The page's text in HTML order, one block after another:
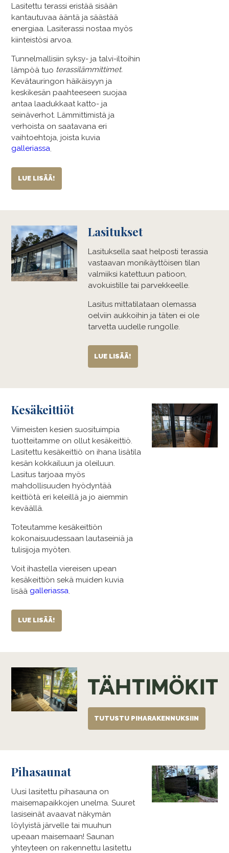
Lasitettu terassi eristää sisään
kantautuvaa ääntä ja säästää
energiaa. Lasiterassi nostaa myös
kiinteistösi arvoa.
Tunnelmallisiin syksy- ja talvi-iltoihin
lämpöä tuo terassilämmittimet.
Kevätauringon häikäisyyn ja
keskikesän paahteeseen suojaa
antaa laadukkaat katto- ja
seinäverhot. Lämmittimistä ja
verhoista on saatavana eri
vaihtoehtoja, joista kuvia
galleriassa.
LUE LISÄÄ!
Lasitukset
Lasituksella saat helposti terassia
vastaavan monikäyttöisen tilan
valmiiksi katettuun patioon,
avokuistille tai parvekkeelle.
Lasitus mittatilataan olemassa
oelviin aukkoihin ja täten ei ole
tarvetta uudelle rungolle.
LUE LISÄÄ!
Kesäkeittiöt
Viimeisten kesien suosituimpia
tuotteitamme on ollut kesäkeittiö.
Lasitettu kesäkeittiö on ihana lisätila
kesän kokkailuun ja oleiluun.
Lasitus tarjoaa myös
mahdollisuuden hyödyntää
keittiötä eri keleillä ja jo aiemmin
keväällä.
Toteutamme kesäkeittiön
kokonaisuudessaan lautaseiniä ja
tulisijoja myöten.
Voit ihastella viereisen upean
kesäkeittiön sekä muiden kuvia
lisää galleriassa.
LUE LISÄÄ!
TUTUSTU PIHARAKENNUKSIIN
Pihasaunat
Uusi lasitettu pihasauna on
maisemapaikkojen unelma. Suuret
lasiseinät avaavat näkymän
löylyistä järvelle tai muuhun
upeaan maisemaan! Saunan
yhteyteen on rakennettu lasitettu